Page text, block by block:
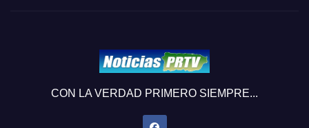
CON LA VERDAD PRIMERO SIEMPRE...